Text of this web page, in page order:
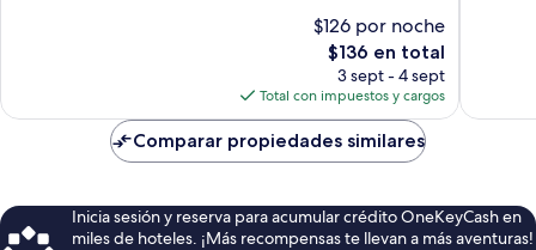
$126 por noche
El
precio
actual
es
de
$136
$136 en total
3 sept - 4 sept
Total con impuestos y cargos
Comparar propiedades similares
Inicia sesión y reserva para acumular crédito OneKeyCash en
miles de hoteles. ¡Más recompensas te llevan a más aventuras!